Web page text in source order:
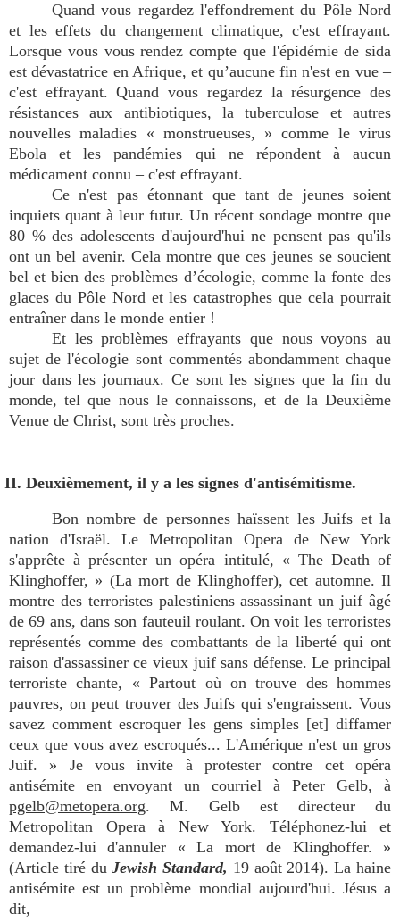
Quand vous regardez l'effondrement du Pôle Nord
et les effets du changement climatique, c'est effrayant.
Lorsque vous vous rendez compte que l'épidémie de sida
est dévastatrice en Afrique, et qu’aucune fin n'est en vue –
c'est effrayant. Quand vous regardez la résurgence des
résistances aux antibiotiques, la tuberculose et autres
nouvelles maladies « monstrueuses, » comme le virus
Ebola et les pandémies qui ne répondent à aucun
médicament connu – c'est effrayant.
Ce n'est pas étonnant que tant de jeunes soient
inquiets quant à leur futur. Un récent sondage montre que
80 % des adolescents d'aujourd'hui ne pensent pas qu'ils
ont un bel avenir. Cela montre que ces jeunes se soucient
bel et bien des problèmes d’écologie, comme la fonte des
glaces du Pôle Nord et les catastrophes que cela pourrait
entraîner dans le monde entier !
Et les problèmes effrayants que nous voyons au
sujet de l'écologie sont commentés abondamment chaque
jour dans les journaux. Ce sont les signes que la fin du
monde, tel que nous le connaissons, et de la Deuxième
Venue de Christ, sont très proches.
II. Deuxièmement, il y a les signes d'antisémitisme.
Bon nombre de personnes haïssent les Juifs et la
nation d'Israël. Le Metropolitan Opera de New York
s'apprête à présenter un opéra intitulé, « The Death of
Klinghoffer, » (La mort de Klinghoffer), cet automne. Il
montre des terroristes palestiniens assassinant un juif âgé
de 69 ans, dans son fauteuil roulant. On voit les terroristes
représentés comme des combattants de la liberté qui ont
raison d'assassiner ce vieux juif sans défense. Le principal
terroriste chante, « Partout où on trouve des hommes
pauvres, on peut trouver des Juifs qui s'engraissent. Vous
savez comment escroquer les gens simples [et] diffamer
ceux que vous avez escroqués... L'Amérique n'est un gros
Juif. » Je vous invite à protester contre cet opéra
antisémite en envoyant un courriel à Peter Gelb, à
pgelb@metopera.org. M. Gelb est directeur du
Metropolitan Opera à New York. Téléphonez-lui et
demandez-lui d'annuler « La mort de Klinghoffer. »
(Article tiré duJewish Standard, 19 août 2014). La haine
antisémite est un problème mondial aujourd'hui. Jésus a
dit,